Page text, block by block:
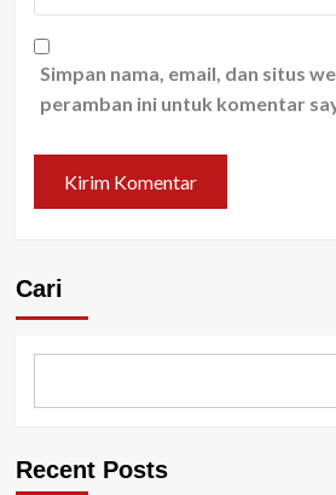
Simpan nama, email, dan situs
peramban ini untuk komentar
Cari
Recent Posts